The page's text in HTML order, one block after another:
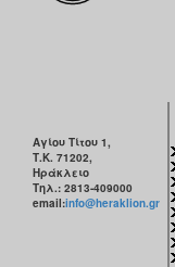
Αγίου Τίτου 1,
Τ.Κ. 71202,
Ηράκλειο
Τηλ.: 2813-409000
email:info@heraklion.gr